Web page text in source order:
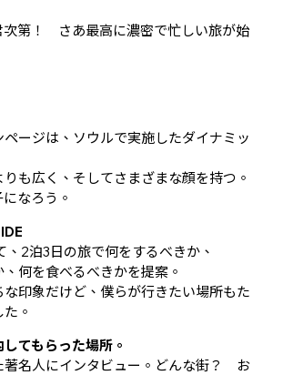
次第！ さあ最高に濃密で忙しい旅が始
ージは、ソウルで実施したダイナミッ
も広く、そしてさまざまな顔を持つ。
なろう。
、2泊3日の旅で何をするべきか、
何を食べるべきかを提案。
印象だけど、僕らが行きたい場所もた
。
てもらった場所。
著名人にインタビュー。どんな街？ お